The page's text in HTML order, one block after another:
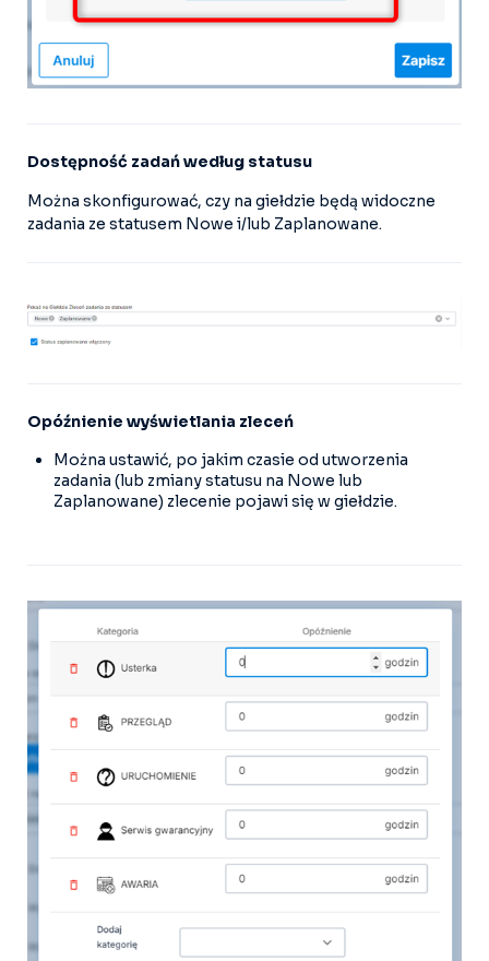
Dostępność zadań według statusu
Można skonfigurować, czy na giełdzie będą widoczne
zadania ze statusem Nowe i/lub Zaplanowane.
Opóźnienie wyświetlania zleceń
Można ustawić, po jakim czasie od utworzenia
zadania (lub zmiany statusu na Nowe lub
Zaplanowane) zlecenie pojawi się w giełdzie.